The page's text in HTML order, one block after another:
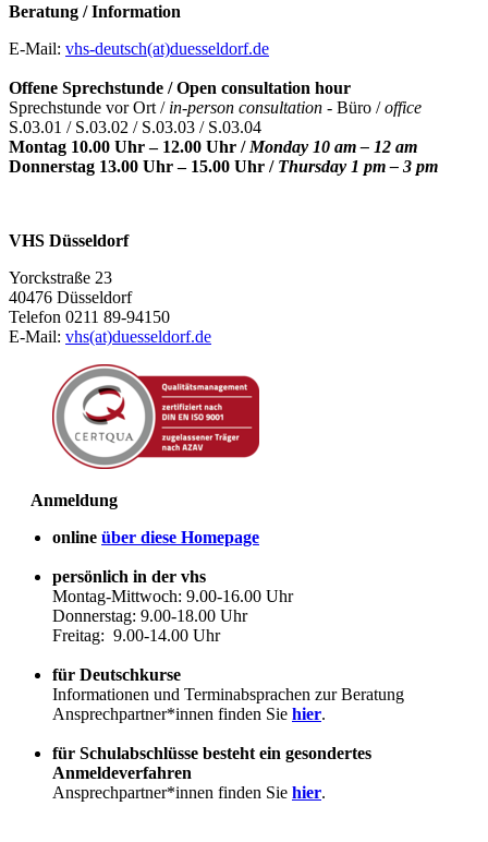
Beratung / Information
E-Mail: vhs-deutsch(at)duesseldorf.de
Offene Sprechstunde / Open consultation hour
Sprechstunde vor Ort / in-person consultation - Büro /office
S.03.01 / S.03.02 / S.03.03 / S.03.04
Montag 10.00 Uhr – 12.00 Uhr / Monday 10 am – 12 am
Donnerstag 13.00 Uhr – 15.00 Uhr / Thursday 1 pm – 3 pm
VHS Düsseldorf
Yorckstraße 23
40476 Düsseldorf
Telefon 0211 89-94150
E-Mail: vhs(at)duesseldorf.de
Anmeldung
online über diese Homepage
persönlich in der vhs
Montag-Mittwoch: 9.00-16.00 Uhr
Donnerstag: 9.00-18.00 Uhr
Freitag: 9.00-14.00 Uhr
für Deutschkurse
Informationen und Terminabsprachen zur Beratung
Ansprechpartner*innen finden Sie hier.
für Schulabschlüsse besteht ein gesondertes
Anmeldeverfahren
Ansprechpartner*innen finden Sie hier.